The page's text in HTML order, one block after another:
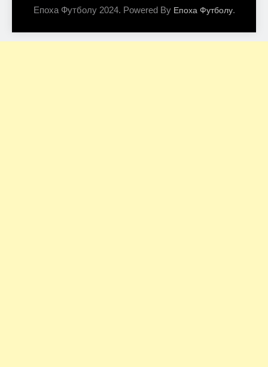
Епоха Футболу 2024. Powered By Епоха Футболу.